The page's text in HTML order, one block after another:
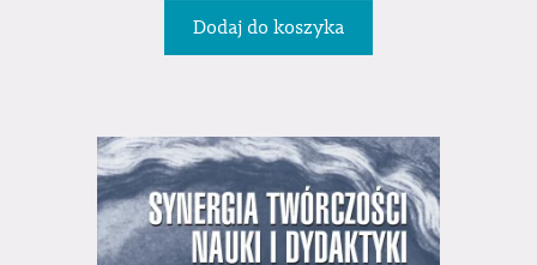
Dodaj do koszyka